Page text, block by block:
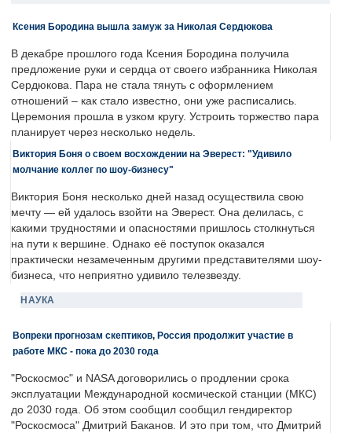
Ксения Бородина вышла замуж за Николая Сердюкова
В декабре прошлого года Ксения Бородина получила
предложение руки и сердца от своего избранника Николая
Сердюкова. Пара не стала тянуть с оформлением
отношений – как стало известно, они уже расписались.
Церемония прошла в узком кругу. Устроить торжество пара
планирует через несколько недель.
Виктория Боня о своем восхождении на Эверест: "Удивило
молчание коллег по шоу-бизнесу"
Виктория Боня несколько дней назад осуществила свою
мечту — ей удалось взойти на Эверест. Она делилась, с
какими трудностями и опасностями пришлось столкнуться
на пути к вершине. Однако её поступок оказался
практически незамеченным другими представителями шоу-
бизнеса, что неприятно удивило телезвезду.
НАУКА
Вопреки прогнозам скептиков, Россия продолжит участие в
работе МКС - пока до 2030 года
"Роскосмос" и NASA договорились о продлении срока
эксплуатации Международной космической станции (МКС)
до 2030 года. Об этом сообщил сообщил гендиректор
"Роскосмоса" Дмитрий Баканов. И это при том, что Дмитрий